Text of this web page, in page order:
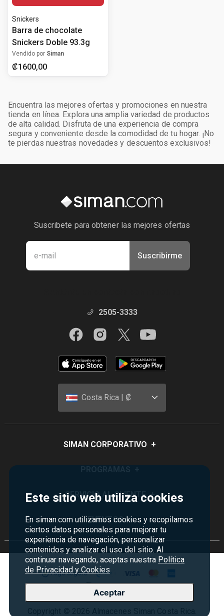
Este sitio web utiliza cookies
En siman.com utilizamos cookies y recopilamos
ciertos datos personales para mejorar tu
experiencia de navegación, personalizar
contenidos y analizar el uso del sitio. Al
continuar navegando, aceptas nuestra Política
de Privacidad y Cookies
Aceptar
Snickers
Barra de chocolate
Snickers Doble 93.3g
Vendido por Siman
₡1600,00
Encuentra las mejores ofertas y promociones en nuestra
tienda en línea. Explora una amplia variedad de productos
de alta calidad. Disfruta de una experiencia de compra
segura y conveniente desde la comodidad de tu hogar. ¡No
te pierdas nuestras novedades y descuentos exclusivos!
Suscribete para obtener las mejores ofertas
Suscribirme
2505-3333
Costa Rica | ₡
SIMAN CORPORATIVO +
Historia
Sucursales
Servicios
Empleos Siman
Monedero
Siman PRO
Credisiman
SERVICIO AL CLIENTE +
Preguntas Frecuentes
Política de devoluciones y garantías
Contáctenos
Seguridad del sitio
Política de Privacidad
Condiciones ofertas
EVENTOS +
Rebajas
Madres